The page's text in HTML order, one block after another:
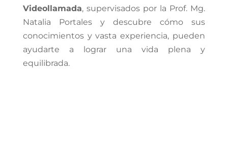
Videollamada, supervisados por la Prof. Mg.
Natalia Portales y descubre cómo sus
conocimientos y vasta experiencia, pueden
ayudarte a lograr una vida plena y
equilibrada.